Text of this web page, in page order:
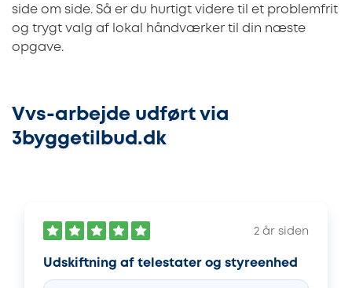
side om side. Så er du hurtigt videre til et problemfrit
og trygt valg af lokal håndværker til din næste
opgave.
Vvs-arbejde udført via
3byggetilbud.dk
2 år siden
Udskiftning af telestater og styreenhed